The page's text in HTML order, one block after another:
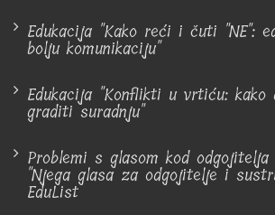
Edukacija "Kako reći i čuti "NE":
bolju komunikaciju"
Edukacija "Konflikti u vrtiću:
graditi suradnju"
Problemi s glasom kod
"Njega glasa za odgojitelje i
EduList